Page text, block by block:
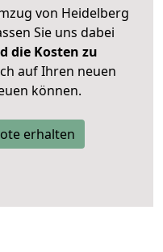
von Heidelberg
Sie uns dabei
die Kosten zu
auf Ihren neuen
können.
erhalten